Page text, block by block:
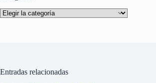
Categorías
Entradas relacionadas